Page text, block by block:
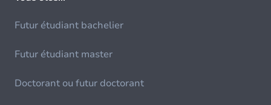
Futur étudiant bachelier
Futur étudiant master
Doctorant ou futur doctorant